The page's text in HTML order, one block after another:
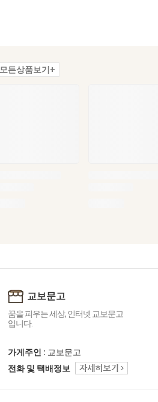
모든상품보기+
교보문고
꿈을 피우는 세상, 인터넷 교보문고
입니다.
가게주인 : 교보문고
전화 및 택배정보